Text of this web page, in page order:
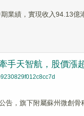
業績，實現收入94.13
手天智航，股價漲
，旗下附屬蘇州微創